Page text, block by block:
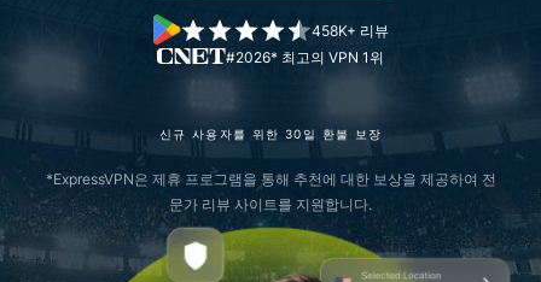
#2026* 최고의 VPN 1위
458K+ 리뷰
신규 사용자를 위한 30일 환불 보장
*ExpressVPN은 제휴 프로그램을 통해 추천에 대한 보상을 제공하여 전
문가 리뷰 사이트를 지원합니다.